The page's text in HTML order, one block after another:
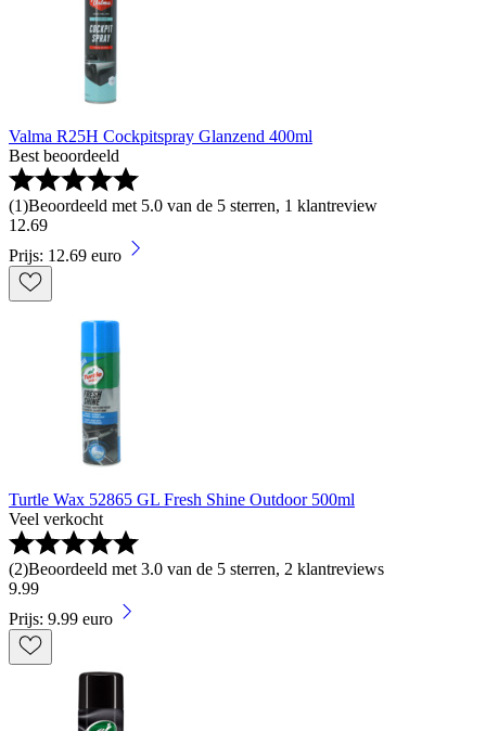
Valma R25H Cockpitspray Glanzend 400ml
Best beoordeeld
(1)Beoordeeld met 5.0 van de 5 sterren, 1 klantreview
12.69
Prijs: 12.69 euro
Turtle Wax 52865 GL Fresh Shine Outdoor 500ml
Veel verkocht
(2)Beoordeeld met 3.0 van de 5 sterren, 2 klantreviews
9.99
Prijs: 9.99 euro